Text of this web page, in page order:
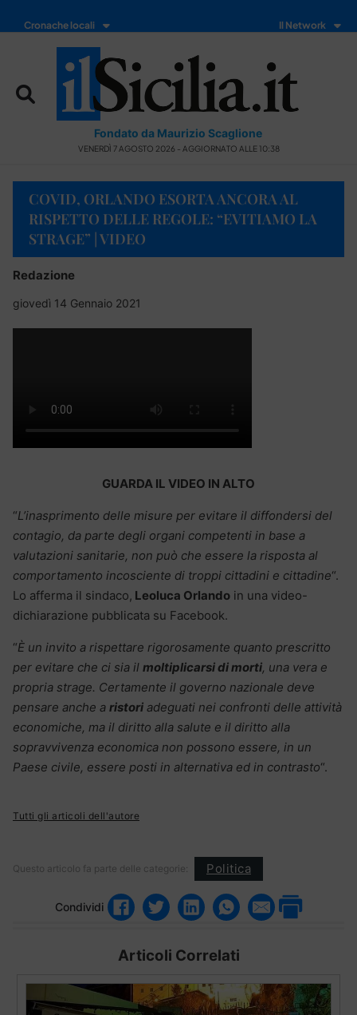
Cronache locali Il Network
Fondato da Maurizio Scaglione
VENERDÌ 7 AGOSTO 2026 - AGGIORNATO ALLE 10:38
COVID, ORLANDO ESORTA ANCORA AL
RISPETTO DELLE REGOLE: “EVITIAMO LA
STRAGE” | VIDEO
Redazione
giovedì 14 Gennaio 2021
GUARDA IL VIDEO IN ALTO
“L’inasprimento delle misure per evitare il diffondersi del
contagio, da parte degli organi competenti in base a
valutazioni sanitarie, non può che essere la risposta al
comportamento incosciente di troppi cittadini e cittadine“.
Lo afferma il sindaco, Leoluca Orlando in una video-
dichiarazione pubblicata su Facebook.
“È un invito a rispettare rigorosamente quanto prescritto
per evitare che ci sia il moltiplicarsi di morti, una vera e
propria strage. Certamente il governo nazionale deve
pensare anche a ristori adeguati nei confronti delle attività
economiche, ma il diritto alla salute e il diritto alla
sopravvivenza economica non possono essere, in un
Paese civile, essere posti in alternativa ed in contrasto“.
Tutti gli articoli dell'autore
Questo articolo fa parte delle categorie: Politica
Condividi
Articoli Correlati